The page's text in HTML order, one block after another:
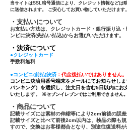
当サイトはSSL暗号通信により、クレジット情報などは
に送信されます。 ご安心してお買い物していただけます。
・支払いについて
お支払い方法は、クレジットカード・銀行振り込
ンビに決済(先払い払込)からお選びいただけます。
・決済について
●クレジットカード
手数料無料
●コンビニ(前払)決済 ：代金後払いではありません。
コンビニ決済用番号端末をメールにてお知らせし
バンキング）を選択し、注文日を含む5日以内にお
いたします。
※セブンイレブンではご利用できません。
・商品について
記載サイズには素材の伸縮等により2cm前後の誤差
記載サイズと比べて前後2cm以内は、検品の際も
すので、交換はお客様都合となり、別途往復送料が